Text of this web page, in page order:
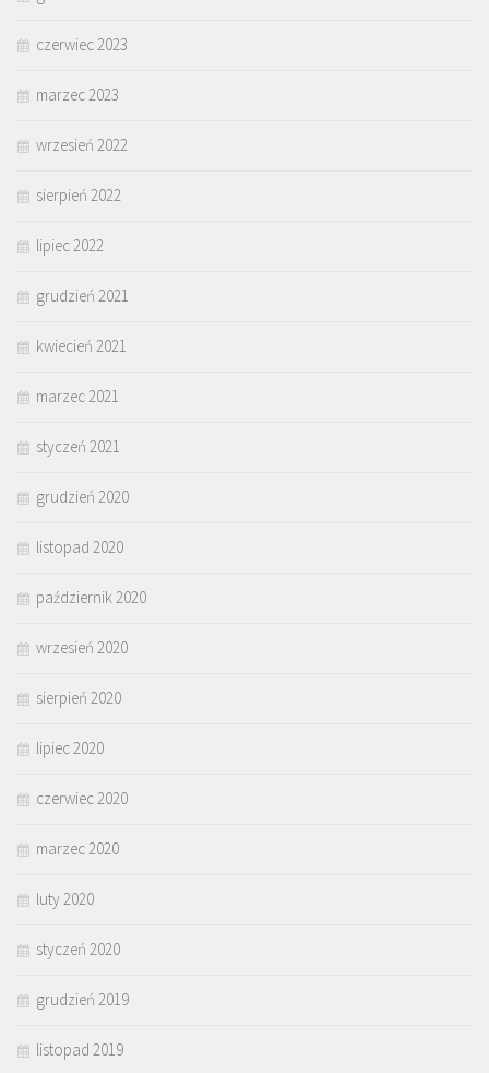
czerwiec 2023
marzec 2023
wrzesień 2022
sierpień 2022
lipiec 2022
grudzień 2021
kwiecień 2021
marzec 2021
styczeń 2021
grudzień 2020
listopad 2020
październik 2020
wrzesień 2020
sierpień 2020
lipiec 2020
czerwiec 2020
marzec 2020
luty 2020
styczeń 2020
grudzień 2019
listopad 2019